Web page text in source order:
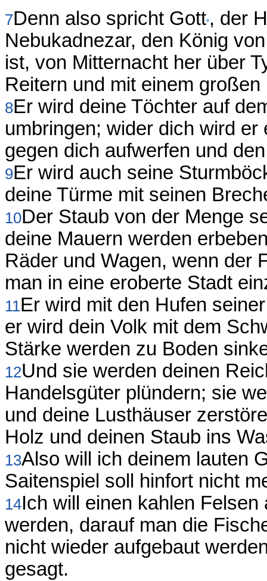
7Denn also spricht Gott , der
Nebukadnezar, den König
ist, von Mitternacht her über
Reitern und mit einem
8Er wird deine Töchter auf
umbringen; wider dich wird
gegen dich aufwerfen und
9Er wird auch seine
deine Türme mit seinen
10Der Staub von der Menge
deine Mauern werden
Räder und Wagen, wenn der
man in eine eroberte Stadt
11Er wird mit den Hufen
er wird dein Volk mit dem
Stärke werden zu Boden
12Und sie werden deinen
Handelsgüter plündern; sie
und deine Lusthäuser
Holz und deinen Staub ins
13Also will ich deinem lauten
Saitenspiel soll hinfort nicht
14Ich will einen kahlen
werden, darauf man die
nicht wieder aufgebaut
gesagt.